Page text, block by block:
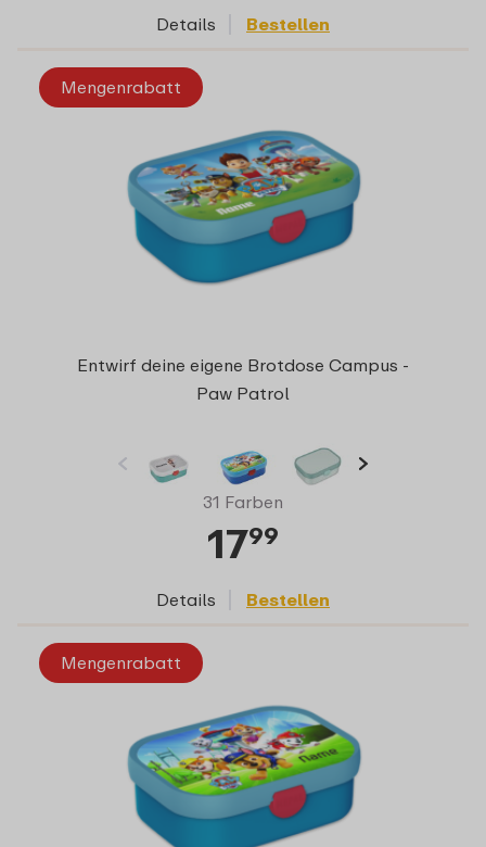
Details Bestellen
Mengenrabatt
Entwirf deine eigene Brotdose Campus -
Paw Patrol
31 Farben
1799
Details Bestellen
Mengenrabatt